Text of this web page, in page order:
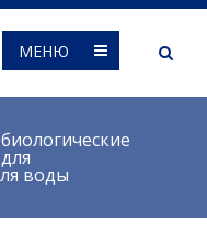
МЕНЮ
воды